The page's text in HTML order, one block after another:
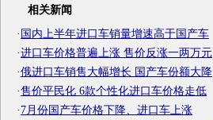
相关新闻
·国内上半年进口车销量增速高于国产车
·进口车价格普遍上涨 售价反涨一两万元
·俄进口车销售大幅增长 国产车份额大降
·售价平民化 6款个性化进口车价格走低
·7月份国产车价格下降、进口车上涨